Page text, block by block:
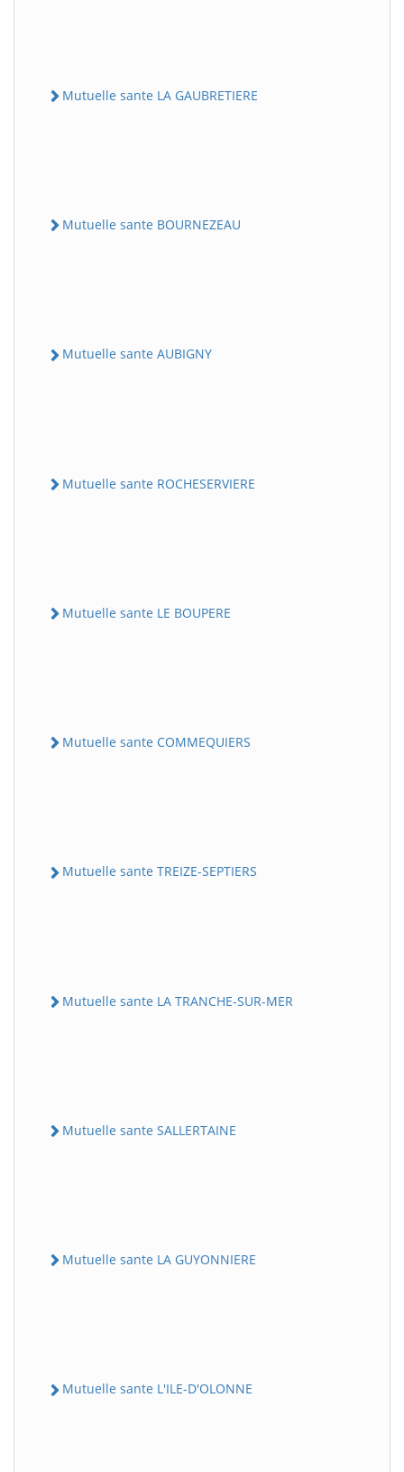
Mutuelle sante LA GAUBRETIERE
Mutuelle sante BOURNEZEAU
Mutuelle sante AUBIGNY
Mutuelle sante ROCHESERVIERE
Mutuelle sante LE BOUPERE
Mutuelle sante COMMEQUIERS
Mutuelle sante TREIZE-SEPTIERS
Mutuelle sante LA TRANCHE-SUR-MER
Mutuelle sante SALLERTAINE
Mutuelle sante LA GUYONNIERE
Mutuelle sante L'ILE-D'OLONNE